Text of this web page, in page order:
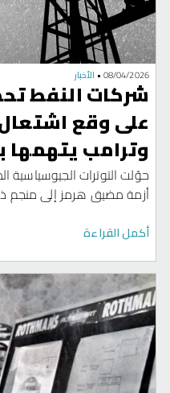
08/04/2026
• الأخبار
شركات النفط
على وقع
وترامب يتهمها
حوّلت التوترات
أزمة مضيق هرمز إلى منجم
أكمل القراءة